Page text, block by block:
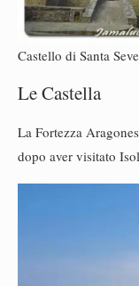
Castello di Santa
Le Castella
La Fortezza
dopo aver visitato